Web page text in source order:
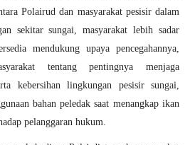
Polairud dan masyarakat pesisir dalam
sekitar sungai, masyarakat lebih sadar
mendukung upaya pencegahannya,
tentang pentingnya menjaga
kebersihan lingkungan pesisir sungai,
bahan peledak saat menangkap ikan
pelanggaran hukum.